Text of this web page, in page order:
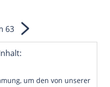
um den von unserer
63